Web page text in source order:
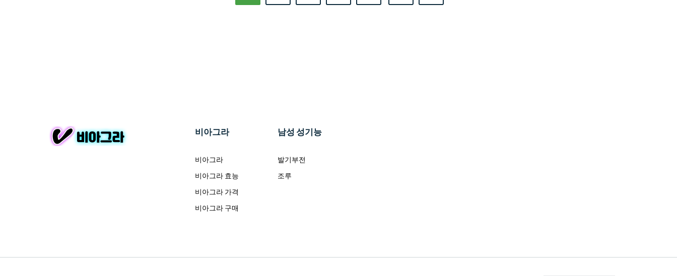
비아그라
비아그라
비아그라 효능
비아그라 가격
비아그라 구매
남성 성기능
발기부전
조루